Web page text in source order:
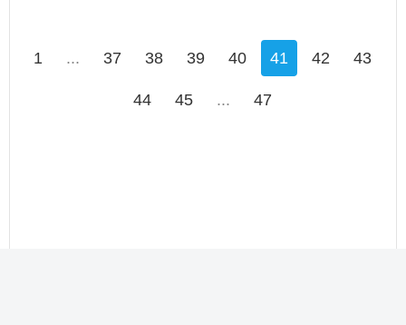
1 ... 37 38 39 40 41 42 43
44 45 ... 47